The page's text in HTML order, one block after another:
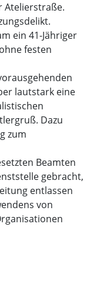
Atelierstraße.
ein 41-Jähriger
festen
lautstark eine
Dazu
zum
Beamten
gebracht,
entlassen
von